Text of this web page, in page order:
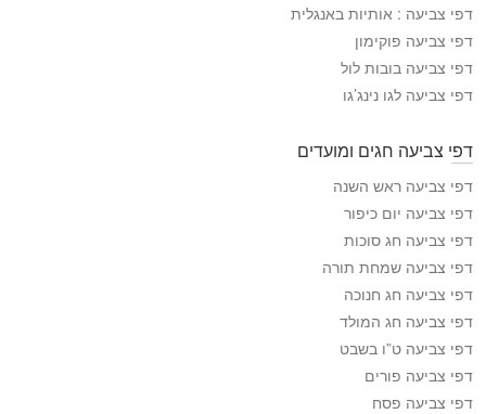
י
ע
ה
דפי צביעה : אותיות באנגלית
דפי צביעה פוקימון
דפי צביעה בובות לול
דפי צביעה לגו נינג’גו
דפי צביעה חגים ומועדים
דפי צביעה ראש השנה
דפי צביעה יום כיפור
דפי צביעה חג סוכות
דפי צביעה שמחת תורה
דפי צביעה חג חנוכה
דפי צביעה חג המולד
דפי צביעה ט”ו בשבט
דפי צביעה פורים
דפי צביעה פסח